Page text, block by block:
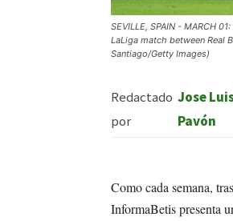
SEVILLE, SPAIN - MARCH
LaLiga match between Real
Santiago/Getty Images)
Redactado
por
Jose
Pavón
Como cada semana,
InformaBetis presenta